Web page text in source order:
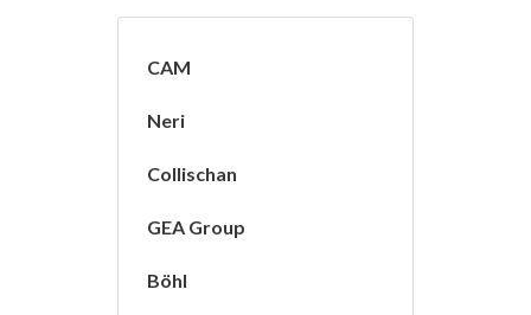
CAM
Neri
Collischan
GEA Group
Böhl